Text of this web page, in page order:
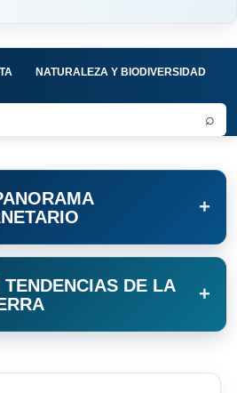
NATURALEZA Y BIODIVERSIDAD
⌕
+
TENDENCIAS DE LA
+